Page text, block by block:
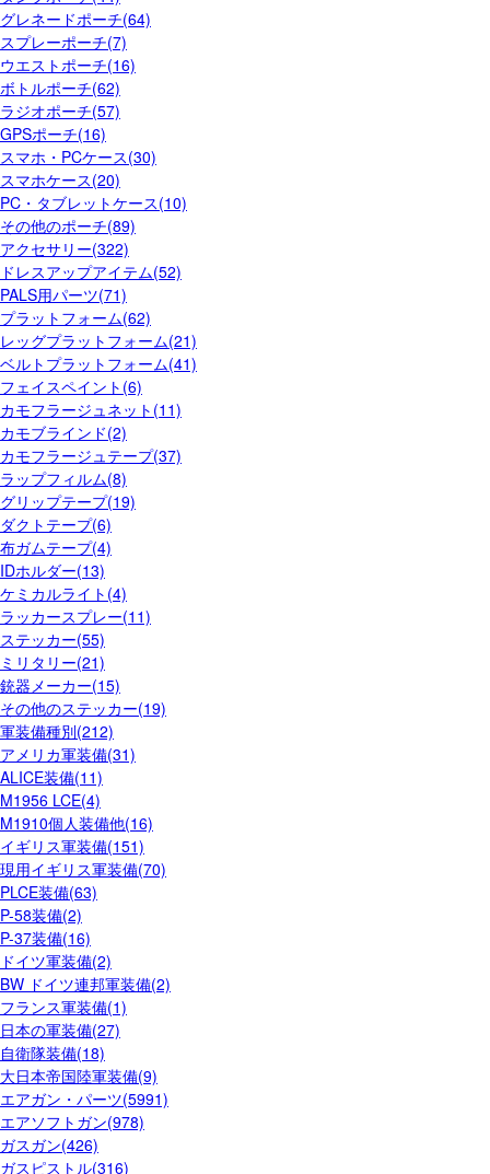
グレネードポーチ(64)
スプレーポーチ(7)
ウエストポーチ(16)
ボトルポーチ(62)
ラジオポーチ(57)
GPSポーチ(16)
スマホ・PCケース(30)
スマホケース(20)
PC・タブレットケース(10)
その他のポーチ(89)
アクセサリー(322)
ドレスアップアイテム(52)
PALS用パーツ(71)
プラットフォーム(62)
レッグプラットフォーム(21)
ベルトプラットフォーム(41)
フェイスペイント(6)
カモフラージュネット(11)
カモブラインド(2)
カモフラージュテープ(37)
ラップフィルム(8)
グリップテープ(19)
ダクトテープ(6)
布ガムテープ(4)
IDホルダー(13)
ケミカルライト(4)
ラッカースプレー(11)
ステッカー(55)
ミリタリー(21)
銃器メーカー(15)
その他のステッカー(19)
軍装備種別(212)
アメリカ軍装備(31)
ALICE装備(11)
M1956 LCE(4)
M1910個人装備他(16)
イギリス軍装備(151)
現用イギリス軍装備(70)
PLCE装備(63)
P-58装備(2)
P-37装備(16)
ドイツ軍装備(2)
BW ドイツ連邦軍装備(2)
フランス軍装備(1)
日本の軍装備(27)
自衛隊装備(18)
大日本帝国陸軍装備(9)
エアガン・パーツ(5991)
エアソフトガン(978)
ガスガン(426)
ガスピストル(316)